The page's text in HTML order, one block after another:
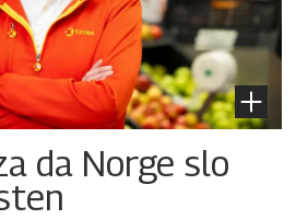
da Norge slo